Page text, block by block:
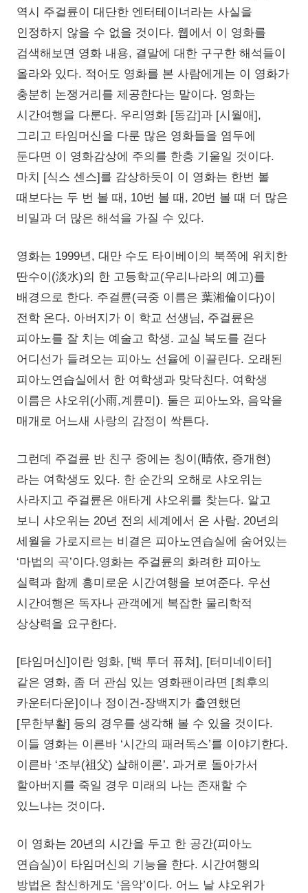
역시 주걸륜이 대단한 엔터테이너라는 사실을
인정하지 않을 수 없을 것이다. 웹에서 이 영화를
검색해보면 영화 내용, 결말에 대한 구구한 해석들이
올라와 있다. 적어도 영화를 본 사람에게는 이 영화가
충분히 논쟁거리를 제공한다는 말이다. 영화는
시간여행을 다룬다. 우리영화 [동감]과 [시월애],
그리고 타임머신을 다룬 많은 영화들을 염두에
둔다면 이 영화감상에 주의를 한층 기울일 것이다.
마치 [식스 센스]를 감상하듯이 이 영화는 한번 볼
때보다는 두 번 볼 때, 10번 볼 때, 20번 볼 때 더 많은
비밀과 더 많은 해석을 가질 수 있다.
영화는 1999년, 대만 수도 타이베이의 북쪽에 위치한
딴수이(淡水)의 한 고등학교(우리나라의 예고)를
배경으로 한다. 주걸륜(극중 이름은 葉湘倫이다)이
전학 온다. 아버지가 이 학교 선생님, 주걸륜은
피아노를 잘 치는 예술고 학생. 교실 복도를 걷다
어디선가 들려오는 피아노 선율에 이끌린다. 오래된
피아노연습실에서 한 여학생과 맞닥친다. 여학생
이름은 샤오위(小雨,계륜미). 둘은 피아노와, 음악을
매개로 어느새 사랑의 감정이 싹튼다.
그런데 주걸륜 반 친구 중에는 칭이(晴依, 증개현)
라는 여학생도 있다. 한 순간의 오해로 샤오위는
사라지고 주걸륜은 애타게 샤오위를 찾는다. 알고
보니 샤오위는 20년 전의 세계에서 온 사람. 20년의
세월을 가로지르는 비결은 피아노연습실에 숨어있는
‘마법의 곡’이다.영화는 주걸륜의 화려한 피아노
실력과 함께 흥미로운 시간여행을 보여준다. 우선
시간여행은 독자나 관객에게 복잡한 물리학적
상상력을 요구한다.
[타임머신]이란 영화, [백 투더 퓨쳐], [터미네이터]
같은 영화, 좀 더 관심 있는 영화팬이라면 [최후의
카운터다운]이나 정이건-장백지가 출연했던
[무한부활] 등의 경우를 생각해 볼 수 있을 것이다.
이들 영화는 이른바 ‘시간의 패러독스’를 이야기한다.
이른바 ‘조부(祖父) 살해이론’. 과거로 돌아가서
할아버지를 죽일 경우 미래의 나는 존재할 수
있느냐는 것이다.
이 영화는 20년의 시간을 두고 한 공간(피아노
연습실)이 타임머신의 기능을 한다. 시간여행의
방법은 참신하게도 ‘음악’이다. 어느 날 샤오위가